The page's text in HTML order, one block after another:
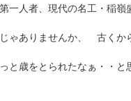
一人者、現代の名工・稲嶺
ゃありませんか、 古くか
と歳をとられたなぁ・・と